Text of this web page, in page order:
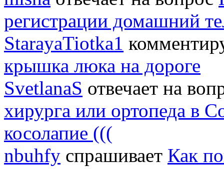
регистрации домашний
StarayaTiotka1
крышка люка на дороге
SvetlanaS отвечает на
хирурга или ортопеда в
косолапие (((
nbuhfy спрашивает Как